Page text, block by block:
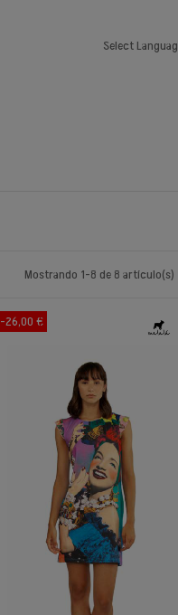
Select
Mostrando 1-8 de 8 artículo(s)
-26,00 €